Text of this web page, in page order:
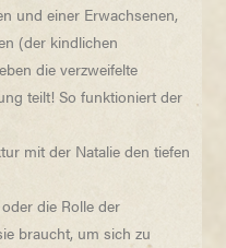
und einer Erwachsenen,
(der kindlichen
die verzweifelte
teilt! So funktioniert der
mit der Natalie den tiefen
die Rolle der
braucht, um sich zu